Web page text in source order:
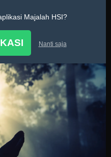
Majalah HSI?
Nanti saja